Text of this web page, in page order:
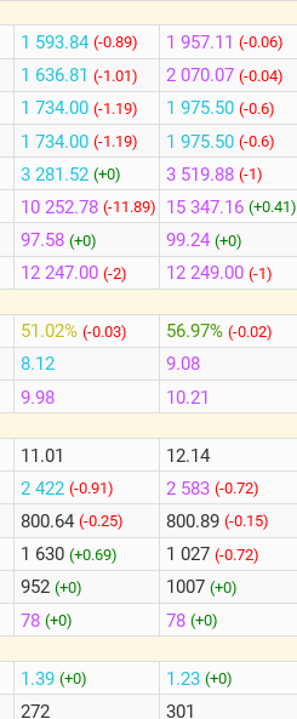
1 593.84 (-0.89)
1 636.81 (-1.01)
1 734.00 (-1.19)
1 734.00 (-1.19)
3 281.52 (+0)
10 252.78 (-11.89)
97.58 (+0)
12 247.00 (-2)
51.02% (-0.03)
8.12
9.98
11.01
2 422 (-0.91)
800.64 (-0.25)
1 630 (+0.69)
952 (+0)
78 (+0)
1.39 (+0)
272
1 957.11 (-0.06)
2 070.07 (-0.04)
1 975.50 (-0.6)
1 975.50 (-0.6)
3 519.88 (-1)
15 347.16 (+0.41)
99.24 (+0)
12 249.00 (-1)
56.97% (-0.02)
9.08
10.21
12.14
2 583 (-0.72)
800.89 (-0.15)
1 027 (-0.72)
1007 (+0)
78 (+0)
1.23 (+0)
301